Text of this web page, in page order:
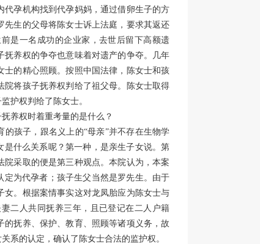
孕机构找到代孕妈妈，通过借卵生子的方
生的父母将陈女士诉上法庭，要求其返还
是一名成功的企业家，去世后留下高额遗
养权的争夺也意味着对遗产的争夺。几年
的精心照顾。按照中国法律，陈女士和孩
将孩子抚养权判给了祖父母。陈女士取得
护权判给了陈女士。
养权时着重考量的是什么？
孩子，跟名义上的“母亲”并不存在生物学
是什么关系呢？第一种，是亲生子女说。第
采取的便是第三种观点。本院认为，本案
为代孕者；孩子生父当然是罗先生。由于
。根据案情事实这对龙凤胎应为陈女士与
二人共同抚养三年，且已登记在二人户籍
抚养、保护、教育、照顾等诸项义务，故
系的认定，确认了陈女士合法的监护权。